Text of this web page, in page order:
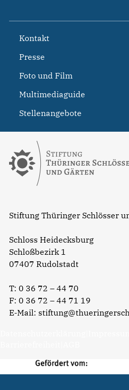
Stiftung Thüringer Schlösser
Schloss Heidecksburg
Schloßbezirk 1
07407 Rudolstadt
T: 0 36 72 – 44 70
F: 0 36 72 – 44 71 19
E-Mail:
Kontakt
Presse
Foto und Film
Multimediaguide
Stellenangebote